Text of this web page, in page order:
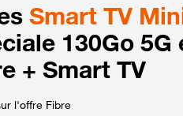
Smart TV
130Go
+ Smart TV
l'offre Fibre